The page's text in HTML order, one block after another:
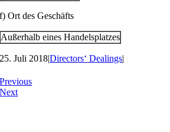
f) Ort des Geschäfts
Außerhalb eines Handelsplatzes
25. Juli 2018|Directors‘ Dealings|
Previous
Next